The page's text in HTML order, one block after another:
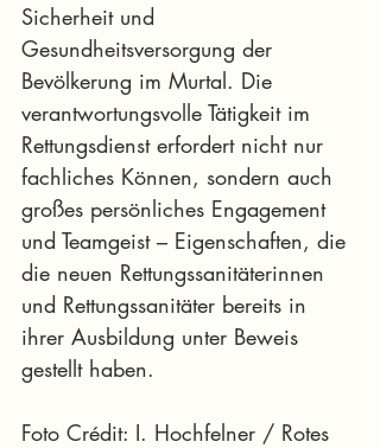
Sicherheit und
Gesundheitsversorgung der
Bevölkerung im Murtal. Die
verantwortungsvolle Tätigkeit im
Rettungsdienst erfordert nicht nur
fachliches Können, sondern auch
großes persönliches Engagement
und Teamgeist – Eigenschaften, die
die neuen Rettungssanitäterinnen
und Rettungssanitäter bereits in
ihrer Ausbildung unter Beweis
gestellt haben.
Foto Crédit: I. Hochfelner / Rotes